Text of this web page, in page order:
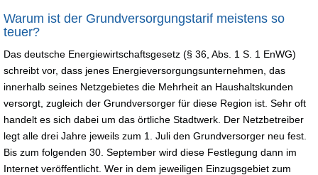
Warum ist der Grundversorgungstarif meistens so
teuer?
Das deutsche Energiewirtschaftsgesetz (§ 36, Abs. 1 S. 1 EnWG)
schreibt vor, dass jenes Energieversorgungsunternehmen, das
innerhalb seines Netzgebietes die Mehrheit an Haushaltskunden
versorgt, zugleich der Grundversorger für diese Region ist. Sehr oft
handelt es sich dabei um das örtliche Stadtwerk. Der Netzbetreiber
legt alle drei Jahre jeweils zum 1. Juli den Grundversorger neu fest.
Bis zum folgenden 30. September wird diese Festlegung dann im
Internet veröffentlicht. Wer in dem jeweiligen Einzugsgebiet zum